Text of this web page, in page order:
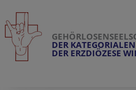
DER KATEGORIALEN
DER ERZDIÖZESE